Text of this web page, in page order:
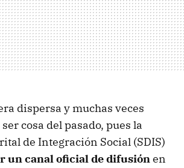
dispersa y muchas veces
cosa del pasado, pues la
de Integración Social (SDIS)
un canal oficial de difusiónen